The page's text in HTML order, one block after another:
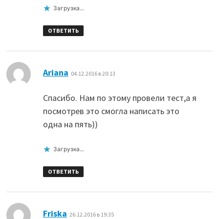
Загрузка...
ОТВЕТИТЬ
Ariana 04.12.2016 в 20:13
Спасибо. Нам по этому провели тест,а я
посмотрев это смогла написать это
одна на пять))
Загрузка...
ОТВЕТИТЬ
Friska 26.12.2016 в 19:35